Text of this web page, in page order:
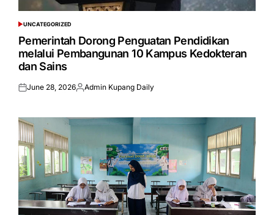
POSTED
IN
UNCATEGORIZED
Pemerintah Dorong Penguatan Pendidikan
melalui Pembangunan 10 Kampus Kedokteran
dan Sains
Posted
June 28, 2026Posted
Admin Kupang Daily